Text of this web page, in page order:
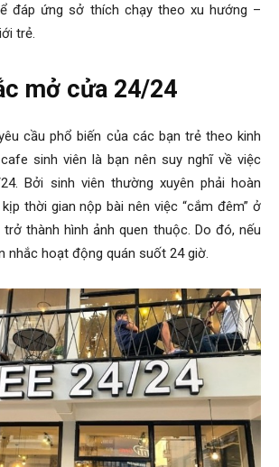
đáp ứng sở thích chạy theo xu hướng –
trẻ.
mở cửa 24/24
cầu phổ biến của các bạn trẻ theo kinh
sinh viên là bạn nên suy nghĩ về việc
Bởi sinh viên thường xuyên phải hoàn
thời gian nộp bài nên việc “cắm đêm” ở
thành hình ảnh quen thuộc. Do đó, nếu
nhắc hoạt động quán suốt 24 giờ.